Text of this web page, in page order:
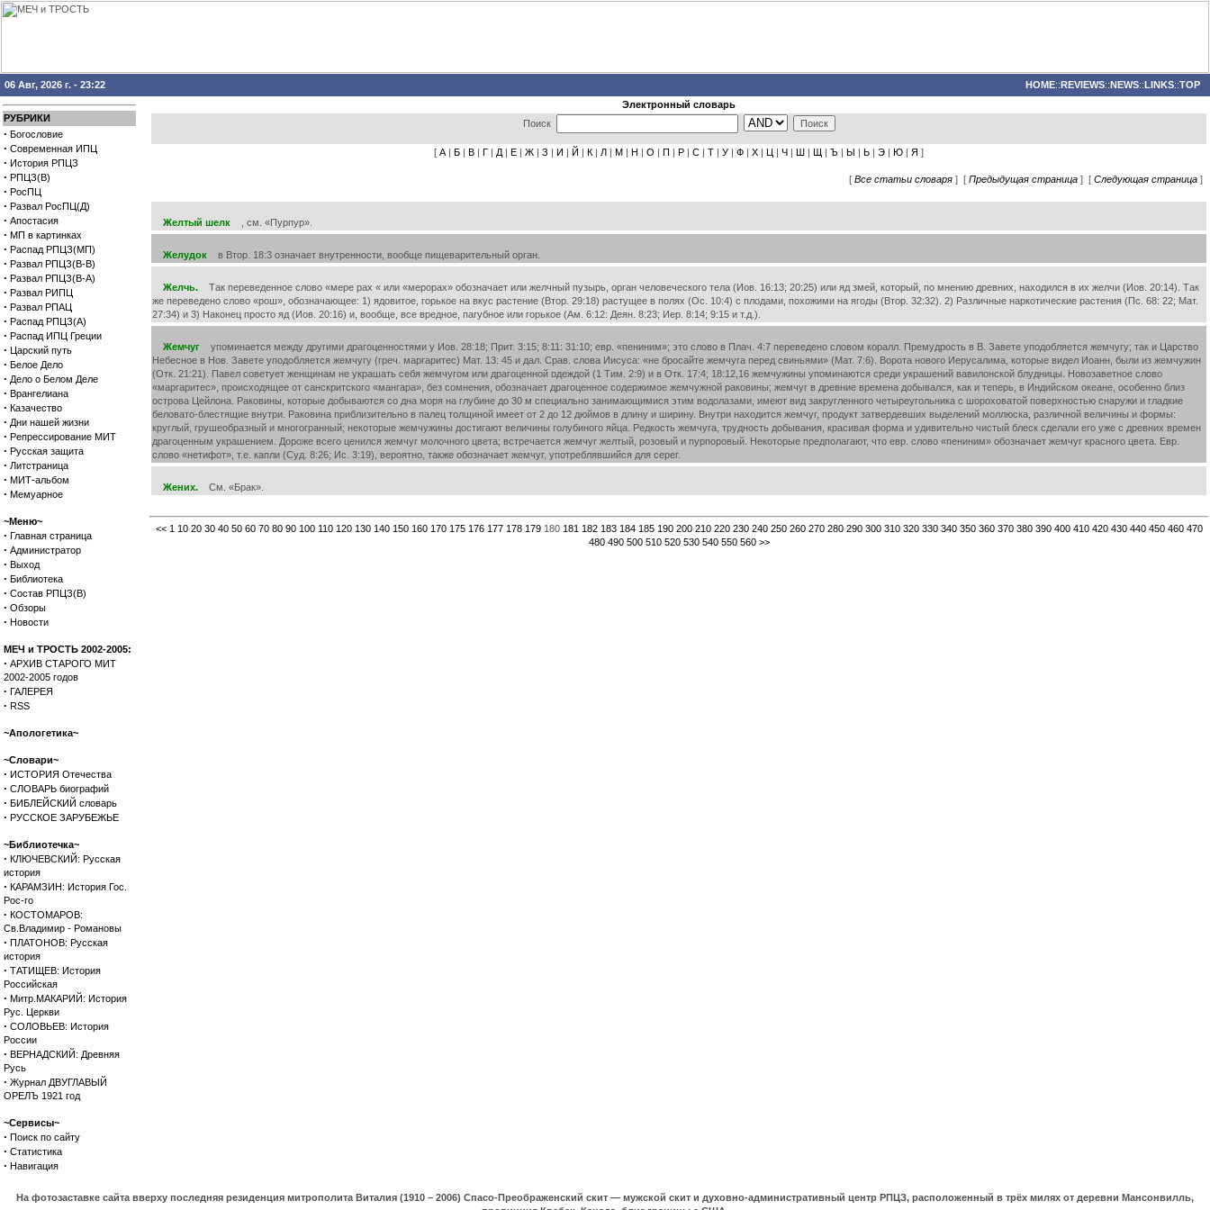
06 Авг, 2026 г. - 23:22 HOME::REVIEWS::NEWS::LINKS::TOP
РУБРИКИ
· Богословие
· Современная ИПЦ
· История РПЦЗ
· РПЦЗ(В)
· РосПЦ
· Развал РосПЦ(Д)
· Апостасия
· МП в картинках
· Распад РПЦЗ(МП)
· Развал РПЦЗ(В-В)
· Развал РПЦЗ(В-А)
· Развал РИПЦ
· Развал РПАЦ
· Распад РПЦЗ(А)
· Распад ИПЦ Греции
· Царский путь
· Белое Дело
· Дело о Белом Деле
· Врангелиана
· Казачество
· Дни нашей жизни
· Репрессирование МИТ
· Русская защита
· Литстраница
· МИТ-альбом
· Мемуарное
~Меню~
· Главная страница
· Администратор
· Выход
· Библиотека
· Состав РПЦЗ(В)
· Обзоры
· Новости
МЕЧ и ТРОСТЬ 2002-2005:
· АРХИВ СТАРОГО МИТ
2002-2005 годов
· ГАЛЕРЕЯ
· RSS
~Апологетика~
~Словари~
· ИСТОРИЯ Отечества
· СЛОВАРЬ биографий
· БИБЛЕЙСКИЙ словарь
· РУССКОЕ ЗАРУБЕЖЬЕ
~Библиотечка~
· КЛЮЧЕВСКИЙ: Русская
история
· КАРАМЗИН: История Гос.
Рос-го
· КОСТОМАРОВ:
Св.Владимир - Романовы
· ПЛАТОНОВ: Русская
история
· ТАТИЩЕВ: История
Российская
· Митр.МАКАРИЙ: История
Рус. Церкви
· СОЛОВЬЕВ: История
России
· ВЕРНАДСКИЙ: Древняя
Русь
· Журнал ДВУГЛАВЫЙ
ОРЕЛЪ 1921 год
~Сервисы~
· Поиск по сайту
· Статистика
· Навигация
Электронный словарь
Поиск
[ А | Б | В | Г | Д | Е | Ж | З | И | Й | К | Л | М | Н | О | П | Р | С | Т | У | Ф | Х | Ц | Ч | Ш | Щ | Ъ | Ы | Ь | Э | Ю | Я ]
[ Все статьи словаря ] [ Предыдущая страница ] [ Следующая страница ]
Желтый шелк , см. «Пурпур».
Желудок в Втор. 18:3 означает внутренности, вообще пищеварительный орган.
Желчь. Так переведенное слово «мере pax « или «мерорах» обозначает или желчный пузырь, орган человеческого тела (Иов. 16:13; 20:25) или яд змей, который, по мнению древних, находился в их желчи (Иов. 20:14). Так
же переведено слово «рош», обозначающее: 1) ядовитое, горькое на вкус растение (Втор. 29:18) растущее в полях (Ос. 10:4) с плодами, похожими на ягоды (Втор. 32:32). 2) Различные наркотические растения (Пс. 68: 22; Мат.
27:34) и 3) Наконец просто яд (Иов. 20:16) и, вообще, все вредное, пагубное или горькое (Ам. 6:12: Деян. 8:23; Иер. 8:14; 9:15 и т.д.).
Жемчуг упоминается между другими драгоценностями у Иов. 28:18; Прит. 3:15; 8:11: 31:10; евр. «пениним»; это слово в Плач. 4:7 переведено словом коралл. Премудрость в В. Завете уподобляется жемчугу; так и Царство
Небесное в Нов. Завете уподобляется жемчугу (греч. маргаритес) Мат. 13: 45 и дал. Срав. слова Иисуса: «не бросайте жемчуга перед свиньями» (Мат. 7:6). Ворота нового Иерусалима, которые видел Иоанн, были из жемчужин
(Отк. 21:21). Павел советует женщинам не украшать себя жемчугом или драгоценной одеждой (1 Тим. 2:9) и в Отк. 17:4; 18:12,16 жемчужины упоминаются среди украшений вавилонской блудницы. Новозаветное слово
«маргаритес», происходящее от санскритского «мангара», без сомнения, обозначает драгоценное содержимое жемчужной раковины; жемчуг в древние времена добывался, как и теперь, в Индийском океане, особенно близ
острова Цейлона. Раковины, которые добываются со дна моря на глубине до 30 м специально занимающимися этим водолазами, имеют вид закругленного четыреугольника с шороховатой поверхностью снаружи и гладкие
беловато-блестящие внутри. Раковина приблизительно в палец толщиной имеет от 2 до 12 дюймов в длину и ширину. Внутри находится жемчуг, продукт затвердевших выделений моллюска, различной величины и формы:
круглый, грушеобразный и многогранный; некоторые жемчужины достигают величины голубиного яйца. Редкость жемчуга, трудность добывания, красивая форма и удивительно чистый блеск сделали его уже с древних времен
драгоценным украшением. Дороже всего ценился жемчуг молочного цвета; встречается жемчуг желтый, розовый и пурпоровый. Некоторые предполагают, что евр. слово «пениним» обозначает жемчуг красного цвета. Евр.
слово «нетифот», т.е. капли (Суд. 8:26; Ис. 3:19), вероятно, также обозначает жемчуг, употреблявшийся для серег.
Жених. См. «Брак».
<< 1 10 20 30 40 50 60 70 80 90 100 110 120 130 140 150 160 170 175 176 177 178 179180 181 182 183 184 185 190 200 210 220 230 240 250 260 270 280 290 300 310 320 330 340 350 360 370 380 390 400 410 420 430 440 450 460 470
480 490 500 510 520 530 540 550 560 >>
На фотозаставке сайта вверху последняя резиденция митрополита Виталия (1910 – 2006) Спасо-Преображенский скит — мужской скит и духовно-административный центр РПЦЗ, расположенный в трёх милях от деревни Мансонвилль,